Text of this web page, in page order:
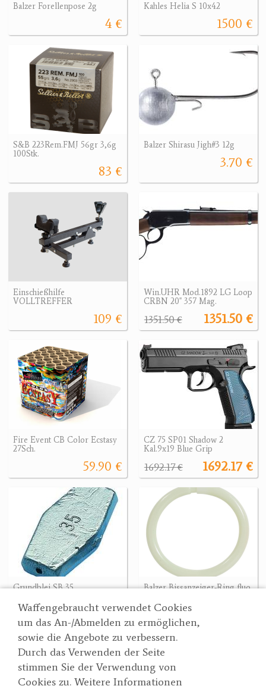
Waffengebraucht verwendet Cookies
um das An-/Abmelden zu ermöglichen,
sowie die Angebote zu verbessern.
Durch das Verwenden der Seite
stimmen Sie der Verwendung von
Cookies zu. Weitere Informationen
Balzer Forellenpose 2g
4 €
Kahles Helia S 10x42
1500 €
S&B 223Rem.FMJ 56gr 3,6g
100Stk.
83 €
Balzer Shirasu Jigh#3 12g
3.70 €
Einschießhilfe
VOLLTREFFER
109 €
Win.UHR Mod.1892 LG Loop
CRBN 20" 357 Mag.
1351.50 €
1351.50 €
Fire Event CB Color Ecstasy
27Sch.
59.90 €
CZ 75 SP01 Shadow 2
Kal.9x19 Blue Grip
1692.17 €
1692.17 €
Grundblei SB 35
3.50 €
Balzer Bissanzeiger-Ring fluo
Suche
Partner
Wertgarner 1820
Jagd & SporthandelsgmbH